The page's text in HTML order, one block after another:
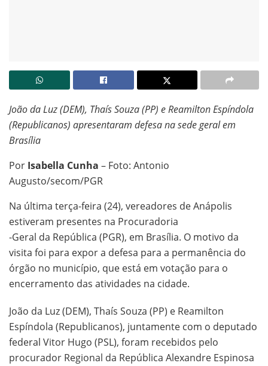
João da Luz (DEM), Thaís Souza (PP) e Reamilton Espíndola
(Republicanos) apresentaram defesa na sede geral em
Brasília
Por Isabella Cunha – Foto: Antonio
Augusto/secom/PGR
Na última terça-feira (24), vereadores de Anápolis
estiveram presentes na Procuradoria
-Geral da República (PGR), em Brasília. O motivo da
visita foi para expor a defesa para a permanência do
órgão no município, que está em votação para o
encerramento das atividades na cidade.
João da Luz (DEM), Thaís Souza (PP) e Reamilton
Espíndola (Republicanos), juntamente com o deputado
federal Vitor Hugo (PSL), foram recebidos pelo
procurador Regional da República Alexandre Espinosa